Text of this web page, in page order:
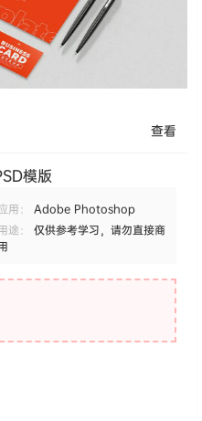
查看
模版
用：
Adobe Photoshop
途：
仅供参考学习，请勿直接商